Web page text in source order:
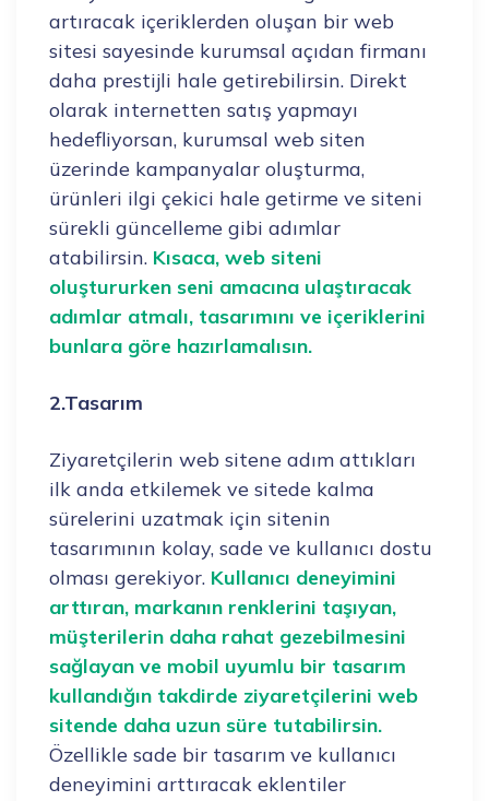
artıracak içeriklerden oluşan bir web
sitesi sayesinde kurumsal açıdan firmanı
daha prestijli hale getirebilirsin. Direkt
olarak internetten satış yapmayı
hedefliyorsan, kurumsal web siten
üzerinde kampanyalar oluşturma,
ürünleri ilgi çekici hale getirme ve siteni
sürekli güncelleme gibi adımlar
atabilirsin. Kısaca, web siteni
oluştururken seni amacına ulaştıracak
adımlar atmalı, tasarımını ve içeriklerini
bunlara göre hazırlamalısın.
2.Tasarım
Ziyaretçilerin web sitene adım attıkları
ilk anda etkilemek ve sitede kalma
sürelerini uzatmak için sitenin
tasarımının kolay, sade ve kullanıcı dostu
olması gerekiyor. Kullanıcı deneyimini
arttıran, markanın renklerini taşıyan,
müşterilerin daha rahat gezebilmesini
sağlayan ve mobil uyumlu bir tasarım
kullandığın takdirde ziyaretçilerini web
sitende daha uzun süre tutabilirsin.
Özellikle sade bir tasarım ve kullanıcı
deneyimini arttıracak eklentiler